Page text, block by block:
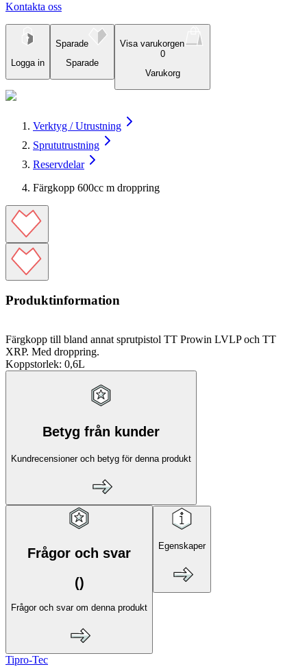
Kontakta oss
Logga in
Sparade
Sparade
Visa varukorgen
0
Varukorg
Verktyg / Utrustning
Sprututrustning
Reservdelar
Färgkopp 600cc m droppring
Produktinformation
Färgkopp till bland annat sprutpistol TT Prowin LVLP och TT
XRP. Med droppring.
Koppstorlek: 0,6L
Betyg från kunder
Kundrecensioner och betyg för denna produkt
Frågor och svar
()
Frågor och svar om denna produkt
Egenskaper
Tipro-Tec